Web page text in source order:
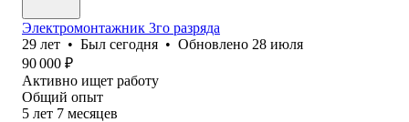
Электромонтажник 3го разряда
29 лет • Был сегодня • Обновлено 28 июля
90 000 ₽
Активно ищет работу
Общий опыт
5 лет 7 месяцев